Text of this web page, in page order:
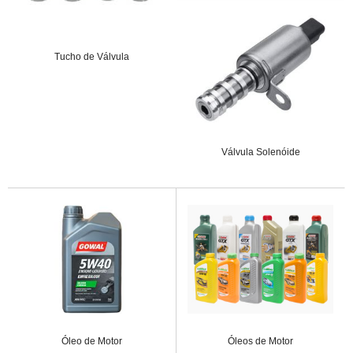
Tucho de Válvula
Válvula Solenóide
Óleo de Motor Óleos de Motor